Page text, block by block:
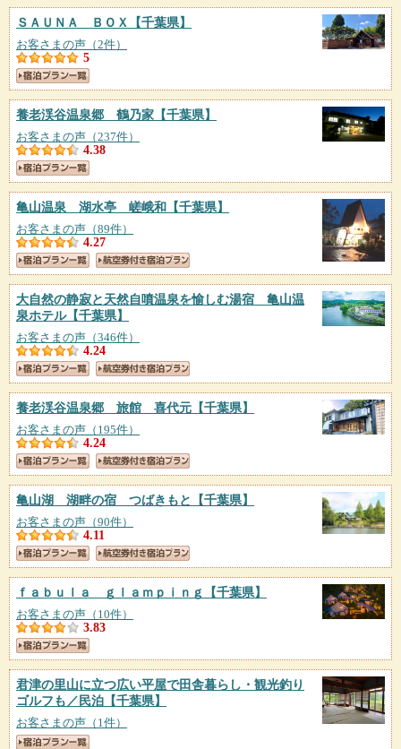
ＳＡＵＮＡ ＢＯＸ 【千葉県】
お客さまの声（2件）
5
養老渓谷温泉郷 鶴乃家 【千葉県】
お客さまの声（237件）
4.38
亀山温泉 湖水亭 嵯峨和 【千葉県】
お客さまの声（89件）
4.27
大自然の静寂と天然自噴温泉を愉しむ湯宿 亀山温
泉ホテル【千葉県】
お客さまの声（346件）
4.24
養老渓谷温泉郷 旅館 喜代元 【千葉県】
お客さまの声（195件）
4.24
亀山湖 湖畔の宿 つばきもと 【千葉県】
お客さまの声（90件）
4.11
ｆａｂｕｌａ ｇｌａｍｐｉｎｇ 【千葉県】
お客さまの声（10件）
3.83
君津の里山に立つ広い平屋で田舎暮らし・観光釣り
ゴルフも／民泊 【千葉県】
お客さまの声（1件）